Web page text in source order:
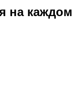
на каждом